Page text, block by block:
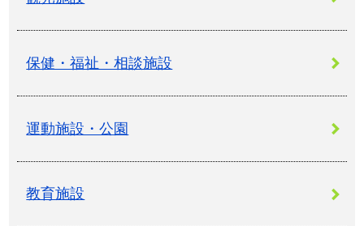
保健・福祉・相談施設
運動施設・公園
教育施設